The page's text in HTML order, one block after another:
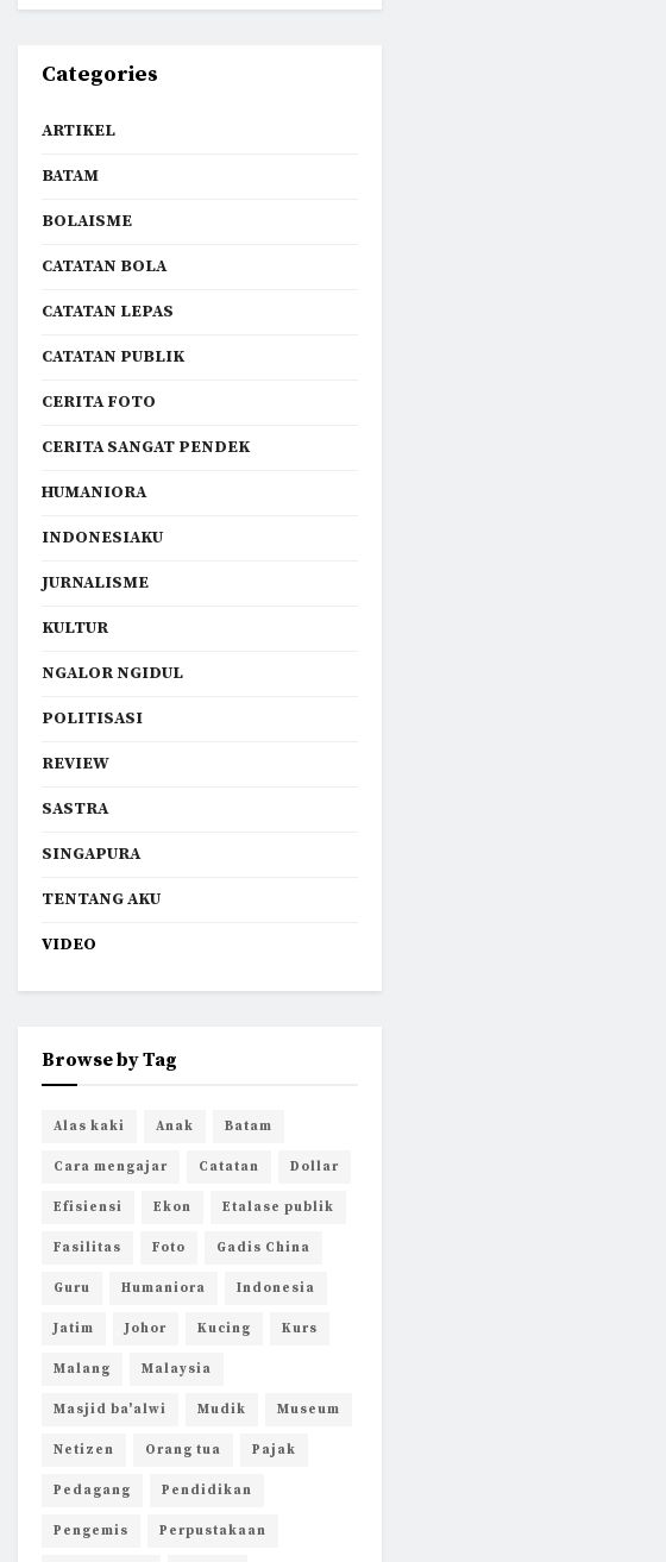
Categories
ARTIKEL
BATAM
BOLAISME
CATATAN BOLA
CATATAN LEPAS
CATATAN PUBLIK
CERITA FOTO
CERITA SANGAT PENDEK
HUMANIORA
INDONESIAKU
JURNALISME
KULTUR
NGALOR NGIDUL
POLITISASI
REVIEW
SASTRA
SINGAPURA
TENTANG AKU
VIDEO
Browse by Tag
Alas kaki Anak Batam
Cara mengajar Catatan Dollar
Efisiensi Ekon Etalase publik
Fasilitas Foto Gadis China
Guru Humaniora Indonesia
Jatim Johor Kucing Kurs
Malang Malaysia
Masjid ba'alwi Mudik Museum
Netizen Orang tua Pajak
Pedagang Pendidikan
Pengemis Perpustakaan